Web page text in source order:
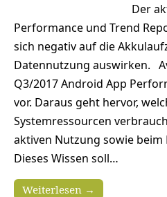
Der
Performance und Trend
sich negativ auf die
Datennutzung auswirken.
Q3/2017 Android App
vor. Daraus geht hervor,
Systemressourcen
aktiven Nutzung sowie
Dieses Wissen soll…
Weiterlesen →